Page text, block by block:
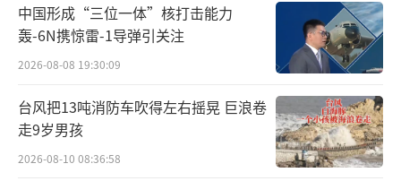
中国形成“三位一体”核打击能力
轰-6N携惊雷-1导弹引关注
2026-08-08 19:30:09
台风把13吨消防车吹得左右摇晃 巨浪卷
走9岁男孩
2026-08-10 08:36:58